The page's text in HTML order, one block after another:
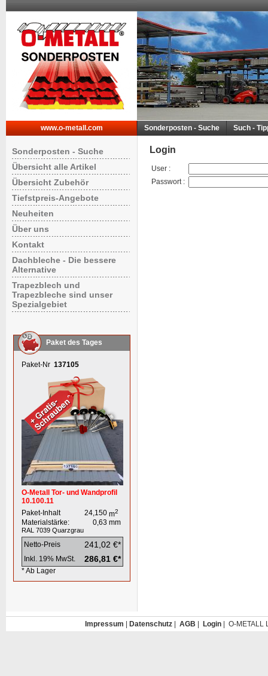
www.o-metall.com Sonderposten - Suche Such -
Sonderposten - Suche
Übersicht alle Artikel
Übersicht Zubehör
Tiefstpreis-Angebote
Neuheiten
Über uns
Kontakt
Dachbleche - Die bessere
Alternative
Trapezblech und
Trapezbleche sind unser
Spezialgebiet
Paket des Tages
Paket-Nr 137105
O-Metall Tor- und Wandprofil
10.100.11
Paket-Inhalt
24,150 m2
Materialstärke: 0,63 mm
RAL 7039 Quarzgrau
Netto-Preis 241,02 €*
Inkl. 19% MwSt. 286,81 €*
* Ab Lager
Login
User :
Passwort:
Impressum Datenschutz| AGB Login| O-METALL